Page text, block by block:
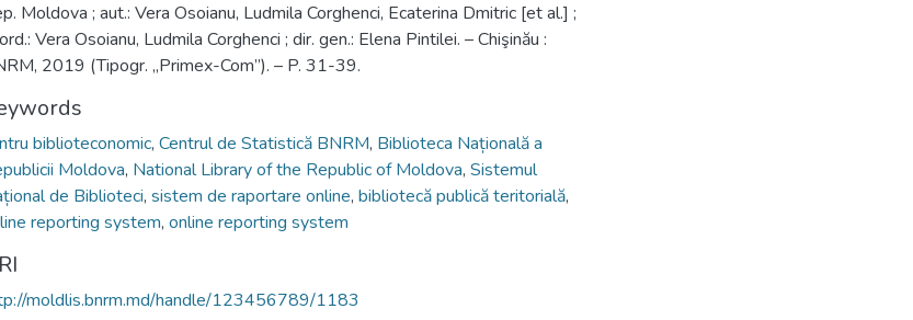
Moldova ; aut.: Vera Osoianu, Ludmila Corghenci, Ecaterina Dmitric [et al.] ;
Vera Osoianu, Ludmila Corghenci ; dir. gen.: Elena Pintilei. – Chişinău :
2019 (Tipogr. „Primex-Com”). – P. 31-39.
biblioteconomic, Centrul de Statistică BNRM, Biblioteca Națională a
Moldova, National Library of the Republic of Moldova, Sistemul
de Biblioteci, sistem de raportare online, bibliotecă publică teritorială,
reporting system, online reporting system
moldlis.bnrm.md/handle/123456789/1183